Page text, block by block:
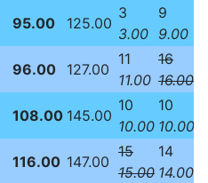
95.00 125.00
3
3.00
9
9.00
96.00 127.00
11
11.00
16
16.00
108.00 145.00
10
10.00
10
10.00
116.00 147.00
15
15.00
14
14.00